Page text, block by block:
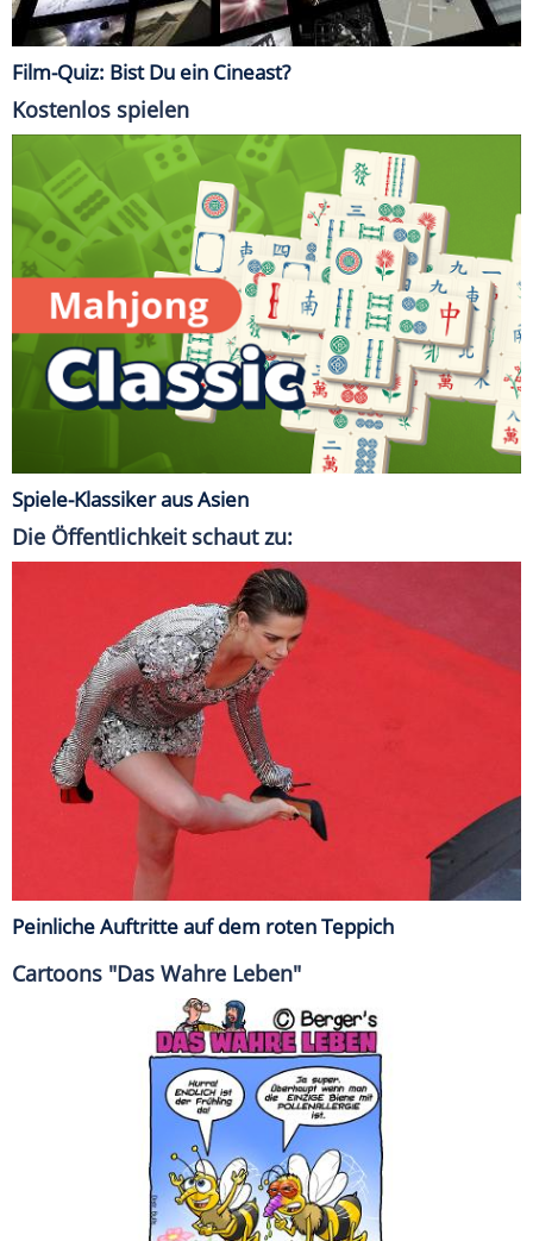
Film-Quiz: Bist Du ein Cineast?
Kostenlos spielen
Spiele-Klassiker aus Asien
Die Öffentlichkeit schaut zu:
Peinliche Auftritte auf dem roten Teppich
Cartoons "Das Wahre Leben"